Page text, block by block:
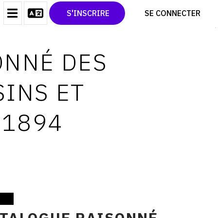
S'INSCRIRE SE CONNECTER
CONTACT
CGU
TWITTER
PINTEREST
DES
ET